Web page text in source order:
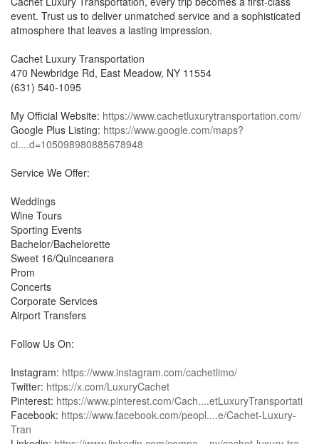
event. Trust us to deliver unmatched service and a sophisticated
atmosphere that leaves a lasting impression.
Cachet Luxury Transportation
470 Newbridge Rd, East Meadow, NY 11554
(631) 540-1095
My Official Website: https://www.cachetluxurytransportation.com/
Google Plus Listing: https://www.google.com/maps?
ci....d=105098980885678948
Service We Offer:
Weddings
Wine Tours
Sporting Events
Bachelor/Bachelorette
Sweet 16/Quinceanera
Prom
Concerts
Corporate Services
Airport Transfers
Follow Us On:
Instagram: https://www.instagram.com/cachetlimo/
Twitter: https://x.com/LuxuryCachet
Pinterest: https://www.pinterest.com/Cach....etLuxuryTransportati
Facebook: https://www.facebook.com/peopl....e/Cachet-Luxury-
Tran